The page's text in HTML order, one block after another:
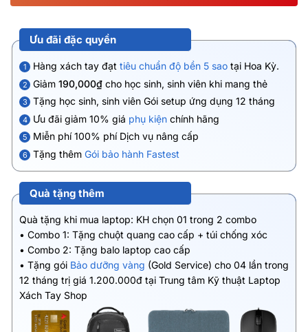
Ưu đãi đặc quyền
1 Hàng xách tay đạt tiêu chuẩn độ bền 5 sao tại Hoa Kỳ.
2 Giảm 190,000₫ cho học sinh, sinh viên khi mang thẻ
3 Tặng học sinh, sinh viên Gói setup ứng dụng 12 tháng
4 Ưu đãi giảm 10% giá phụ kiện chính hãng
5 Miễn phí 100% phí Dịch vụ nâng cấp
6 Tặng thêm Gói bảo hành Fastest
Quà tặng thêm
Quà tặng khi mua laptop: KH chọn 01 trong 2 combo
• Combo 1: Tặng chuột quang cao cấp + túi chống xóc
• Combo 2: Tặng balo laptop cao cấp
• Tặng gói Bảo dưỡng vàng (Gold Service) cho 04 lần trong
12 tháng trị giá 1.200.000đ tại Trung tâm Kỹ thuật Laptop
Xách Tay Shop